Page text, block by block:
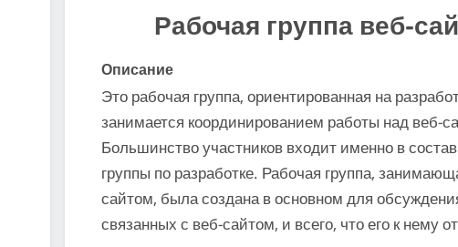
Рабочая группа веб-
Описание
Это рабочая группа, ориентированная на
занимается координированием работы над веб-
Большинство участников входит именно в
группы по разработке. Рабочая группа,
сайтом, была создана в основном для
связанных с веб-сайтом, и всего, что его к нему